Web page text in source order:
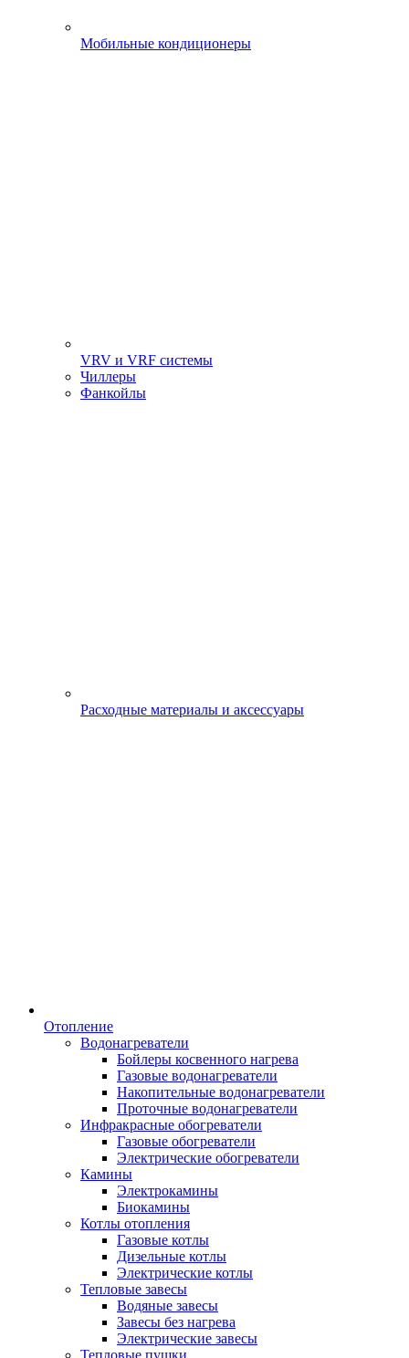
Мобильные кондиционеры
VRV и VRF системы
Чиллеры
Фанкойлы
Расходные материалы и аксессуары
Отопление
Водонагреватели
Бойлеры косвенного нагрева
Газовые водонагреватели
Накопительные водонагреватели
Проточные водонагреватели
Инфракрасные обогреватели
Газовые обогреватели
Электрические обогреватели
Камины
Электрокамины
Биокамины
Котлы отопления
Газовые котлы
Дизельные котлы
Электрические котлы
Тепловые завесы
Водяные завесы
Завесы без нагрева
Электрические завесы
Тепловые пушки